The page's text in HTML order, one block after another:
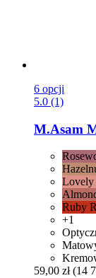
6 opcji
5.0 (1)
M.Asam
Lovely
Ruby
+1
59,00 zł (14